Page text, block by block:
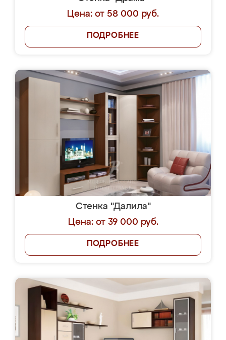
Цена: от 58 000 руб.
ПОДРОБНЕЕ
Стенка "Далила"
Цена: от 39 000 руб.
ПОДРОБНЕЕ